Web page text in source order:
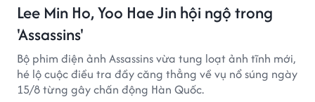
Lee Min Ho, Yoo Hae Jin hội ngộ trong
'Assassins'
Bộ phim điện ảnh Assassins vừa tung loạt ảnh tĩnh mới,
hé lộ cuộc điều tra đầy căng thẳng về vụ nổ súng ngày
15/8 từng gây chấn động Hàn Quốc.